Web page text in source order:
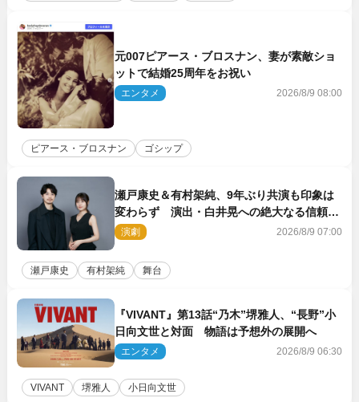
元007ピアース・ブロスナン、妻が素敵ショ
ットで結婚25周年をお祝い
エンタメ 2026/8/9 08:00
ピアース・ブロスナン ゴシップ
瀬戸康史＆有村架純、9年ぶり共演も印象は
変わらず 演出・白井晃への絶大なる信頼を
胸に舞台『キュー』に挑む
演劇 2026/8/9 07:00
瀬戸康史 有村架純 舞台
『VIVANT』第13話“乃木”堺雅人、“長野”小
日向文世と対面 物語は予想外の展開へ
エンタメ 2026/8/9 06:30
VIVANT 堺雅人 小日向文世